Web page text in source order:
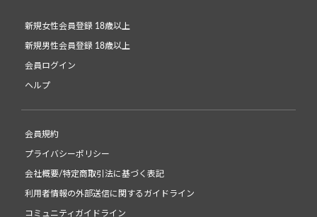
新規女性会員登録 18歳以上
新規男性会員登録 18歳以上
会員ログイン
ヘルプ
会員規約
プライバシーポリシー
会社概要/特定商取引法に基づく表記
利用者情報の外部送信に関するガイドライン
コミュニティガイドライン